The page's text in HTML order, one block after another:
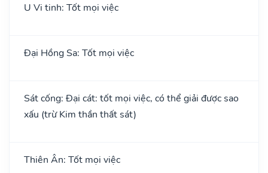
U Vi tinh: Tốt mọi việc
Đại Hồng Sa: Tốt mọi việc
Sát cống: Đại cát: tốt mọi việc, có thể giải được sao
xấu (trừ Kim thần thất sát)
Thiên Ân: Tốt mọi việc